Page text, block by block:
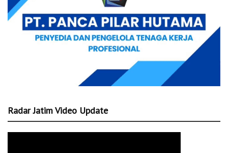
Radar Jatim Video Update